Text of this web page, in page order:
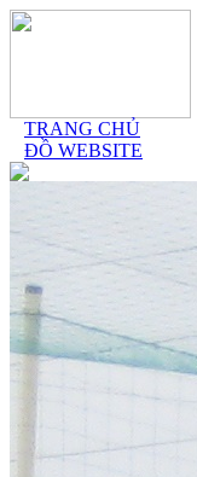
TRANG CHỦ
ĐỒ WEBSITE